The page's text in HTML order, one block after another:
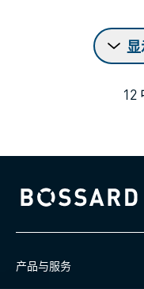
12
Bossard homepage
产品与服务